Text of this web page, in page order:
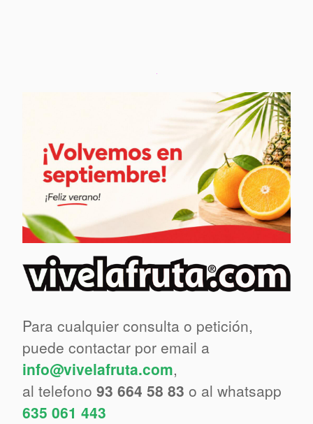
Para cualquier consulta o petición,
puede contactar por email a
info@vivelafruta.com,
al telefono 93 664 58 83 o al whatsapp
635 061 443